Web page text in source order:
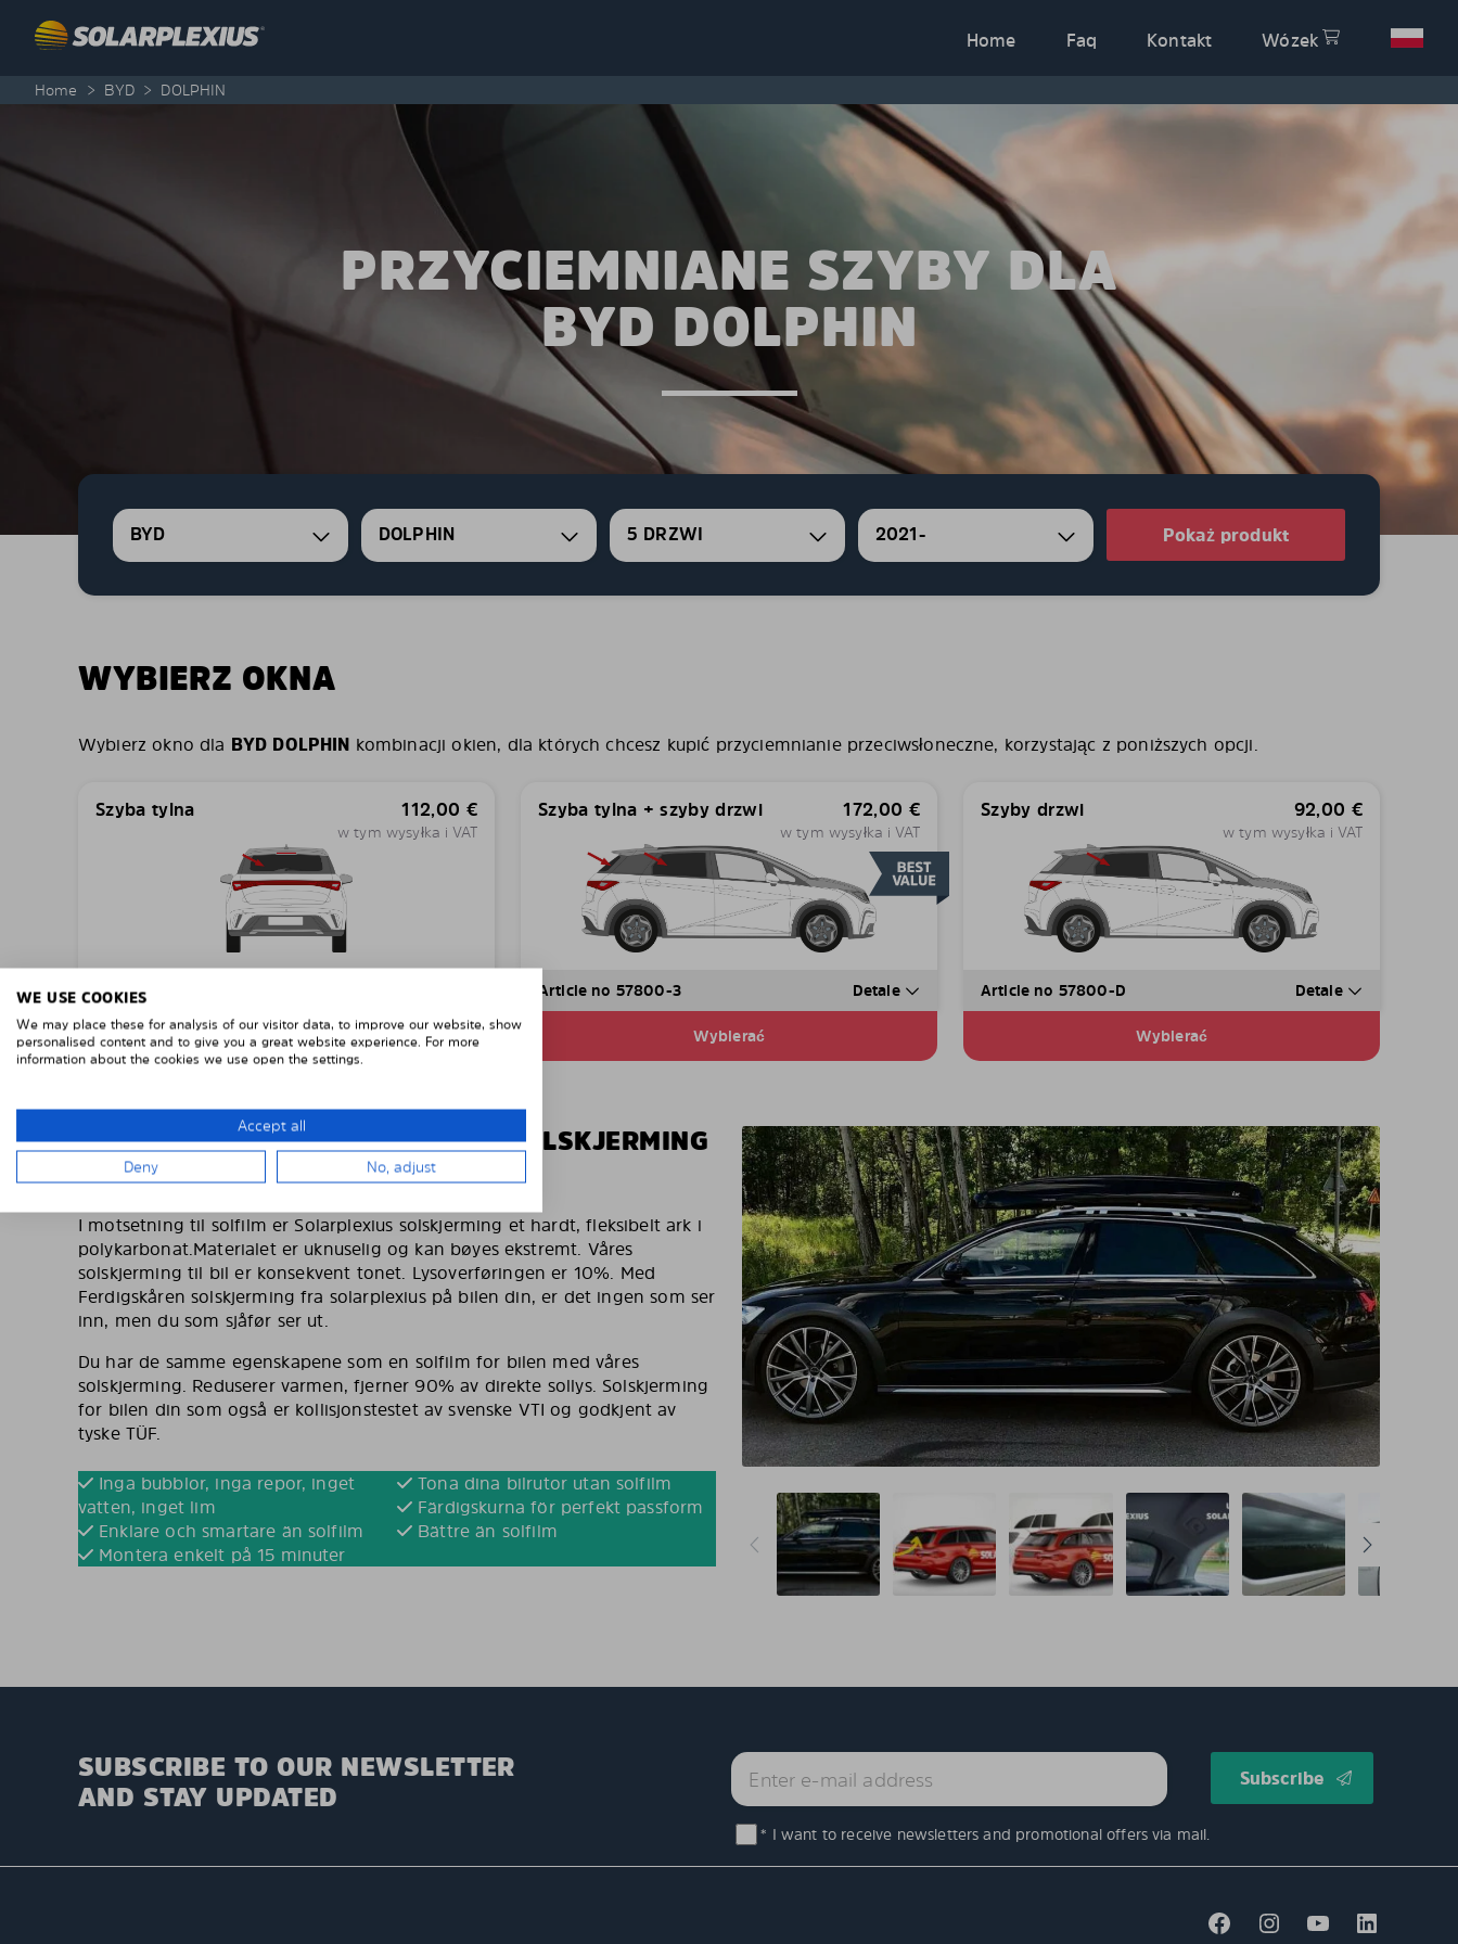
Home
Faq Kontakt Wózek
Home > BYD > DOLPHIN
PRZYCIEMNIANE SZYBY DLA
BYD DOLPHIN
BYD DOLPHIN 5 DRZWI 2021- Pokaż produkt
WYBIERZ OKNA
Wybierz okno dla BYD DOLPHIN kombinacji okien, dla których chcesz kupić przyciemnianie przeciwsłoneczne, korzystając z poniższych opcji.
Szyba tylna 112,00 €
w tym wysyłka i VAT
Article no 57800-1
Wybierać
Szyba tylna + szyby drzwi 172,00 €
w tym wysyłka i VAT
Article no 57800-3 Detale
Wybierać
Szyby drzwi 92,00 €
w tym wysyłka i VAT
Article no 57800-D Detale
Wybierać
INGEN SOLFILM, FERDIGSKÅREN SOLSKJERMING
LAGET I 1MM PC
I motsetning til solfilm er Solarplexius solskjerming et hardt, fleksibelt ark i
polykarbonat.Materialet er uknuselig og kan bøyes ekstremt. Våres
solskjerming til bil er konsekvent tonet. Lysoverføringen er 10%. Med
Ferdigskåren solskjerming fra solarplexius på bilen din, er det ingen som ser
inn, men du som sjåfør ser ut.
Du har de samme egenskapene som en solfilm for bilen med våres
solskjerming. Reduserer varmen, fjerner 90% av direkte sollys. Solskjerming
for bilen din som også er kollisjonstestet av svenske VTI og godkjent av
tyske TÜF.
Inga bubblor, inga repor, inget
vatten, inget lim
Enklare och smartare än solfilm
Montera enkelt på 15 minuter
Tona dina bilrutor utan solfilm
Färdigskurna för perfekt passform
Bättre än solfilm
SUBSCRIBE TO OUR NEWSLETTER
AND STAY UPDATED
* I want to receive newsletters and promotional offers via mail.
WE USE COOKIES
We may place these for analysis of our visitor data, to improve our website, show
personalised content and to give you a great website experience. For more
information about the cookies we use open the settings.
Accept all
Deny No, adjust